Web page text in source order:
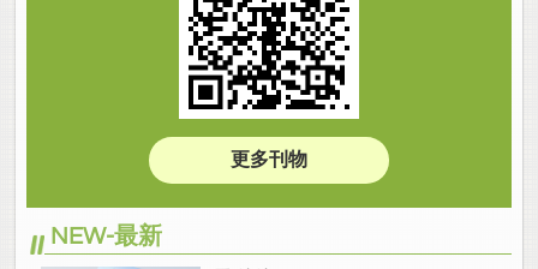
更多刊物
NEW-最新